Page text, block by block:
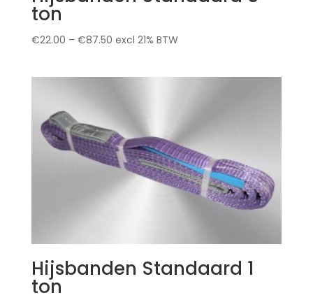
ton
€22.00 – €87.50 excl 21% BTW
Hijsbanden Standaard 1
ton